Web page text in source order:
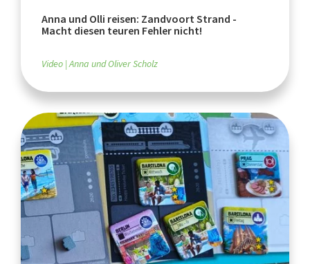
Anna und Olli reisen: Zandvoort Strand -
Macht diesen teuren Fehler nicht!
Video Anna und Oliver Scholz